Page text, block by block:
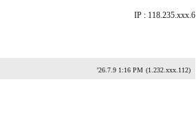
IP : 118.235.xxx.6
'26.7.9 1:16 PM (1.232.xxx.112)